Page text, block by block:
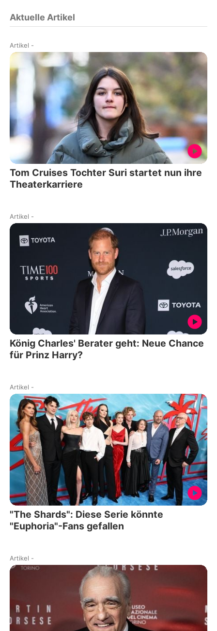
Aktuelle Artikel
Artikel -
Tom Cruises Tochter Suri startet nun ihre
Theaterkarriere
Artikel -
König Charles' Berater geht: Neue Chance
für Prinz Harry?
Artikel -
"The Shards": Diese Serie könnte
"Euphoria"-Fans gefallen
Artikel -